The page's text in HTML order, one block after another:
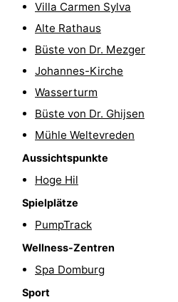
Spielplätze
Bowling
Minigolfplätze
Wellness-
Zentren
Dörfer
Städte
Natur
Führungen
Sport
Schwimmbader
Wandern
Villa Carmen Sylva
Alte Rathaus
Büste von Dr. Mezger
Johannes-Kirche
Wasserturm
Büste von Dr. Ghijsen
Mühle Weltevreden
Aussichtspunkte
Hoge Hil
Spielplätze
PumpTrack
Wellness-Zentren
Spa Domburg
Sport